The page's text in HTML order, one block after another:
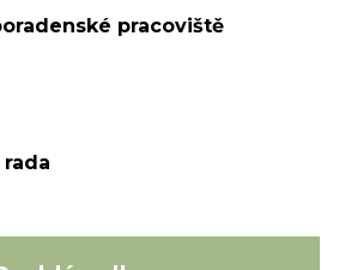
pracoviště
rada